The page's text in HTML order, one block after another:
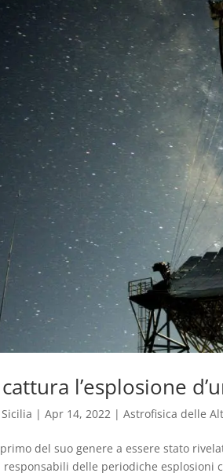
l’esplosione
|Apr 14, 2022 |Astrofisica delle
primo del suo genere a essere stato
delle periodiche esplosioni